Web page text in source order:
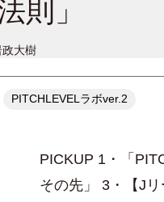
則」
政大樹
PITCHLEVELラボver.2
PICKUP 1・「
その先」 3・【J